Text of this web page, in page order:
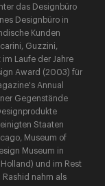
das Designbüro
Designbüro in
Kunden
Guzzini,
Laufe der Jahre
Award (2003) für
Annual
Gegenstände
Staaten
Museum of
Museum in
und im Rest
Rashid nahm als